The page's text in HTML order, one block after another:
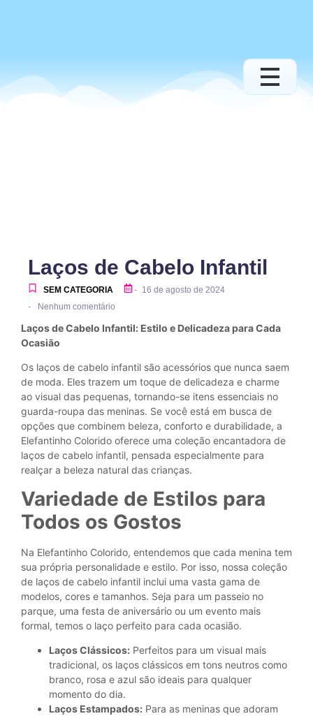
Laços de Cabelo Infantil
SEM CATEGORIA - 16 de agosto de 2024
- Nenhum comentário
Laços de Cabelo Infantil: Estilo e Delicadeza para Cada
Ocasião
Os laços de cabelo infantil são acessórios que nunca saem
de moda. Eles trazem um toque de delicadeza e charme
ao visual das pequenas, tornando-se itens essenciais no
guarda-roupa das meninas. Se você está em busca de
opções que combinem beleza, conforto e durabilidade, a
Elefantinho Colorido oferece uma coleção encantadora de
laços de cabelo infantil, pensada especialmente para
realçar a beleza natural das crianças.
Variedade de Estilos para
Todos os Gostos
Na Elefantinho Colorido, entendemos que cada menina tem
sua própria personalidade e estilo. Por isso, nossa coleção
de laços de cabelo infantil inclui uma vasta gama de
modelos, cores e tamanhos. Seja para um passeio no
parque, uma festa de aniversário ou um evento mais
formal, temos o laço perfeito para cada ocasião.
Laços Clássicos: Perfeitos para um visual mais
tradicional, os laços clássicos em tons neutros como
branco, rosa e azul são ideais para qualquer
momento do dia.
Laços Estampados: Para as meninas que adoram